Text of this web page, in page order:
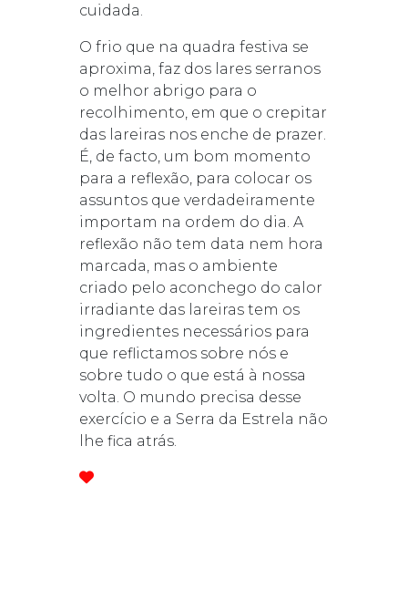
cuidada.
O frio que na quadra festiva se
aproxima, faz dos lares serranos
o melhor abrigo para o
recolhimento, em que o crepitar
das lareiras nos enche de prazer.
É, de facto, um bom momento
para a reflexão, para colocar os
assuntos que verdadeiramente
importam na ordem do dia. A
reflexão não tem data nem hora
marcada, mas o ambiente
criado pelo aconchego do calor
irradiante das lareiras tem os
ingredientes necessários para
que reflictamos sobre nós e
sobre tudo o que está à nossa
volta. O mundo precisa desse
exercício e a Serra da Estrela não
lhe fica atrás.